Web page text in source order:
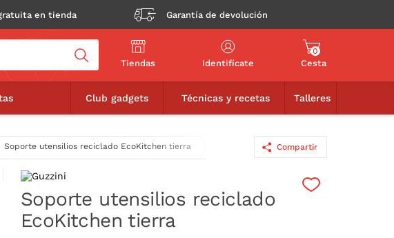
en tienda Garantía de devolución
Tiendas Identifícate
0
Cesta
Club gadgets Técnicas y recetas Talleres
Soporte utensilios reciclado EcoKitchen tierra
Soporte utensilios reciclado
EcoKitchen tierra
Compartir